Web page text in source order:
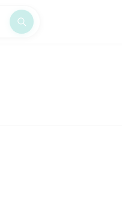
Buscar